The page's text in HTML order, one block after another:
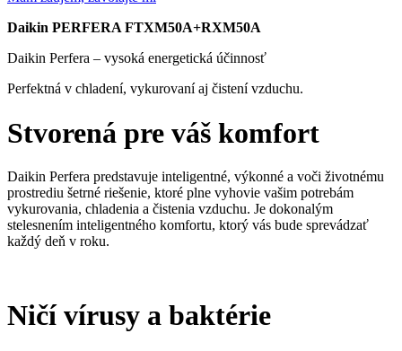
5
kW
Daikin PERFERA FTXM50A+RXM50A
Daikin Perfera – vysoká energetická účinnosť
Perfektná v chladení, vykurovaní aj čistení vzduchu.
Stvorená pre váš komfort
Daikin Perfera predstavuje inteligentné, výkonné a voči životnému
prostrediu šetrné riešenie, ktoré plne vyhovie vašim potrebám
vykurovania, chladenia a čistenia vzduchu. Je dokonalým
stelesnením inteligentného komfortu, ktorý vás bude sprevádzať
každý deň v roku.
Ničí vírusy a baktérie